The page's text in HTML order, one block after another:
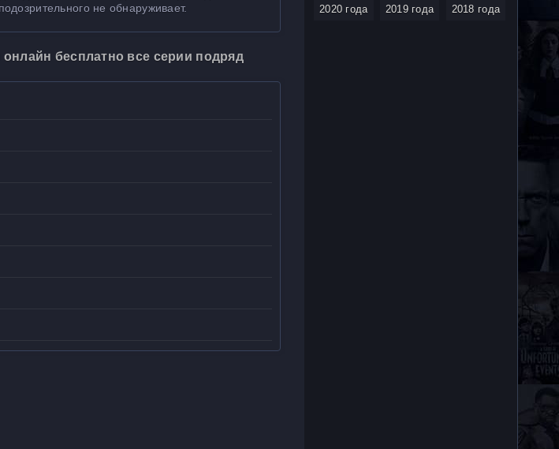
не обнаруживает.
бесплатно все серии подряд
2020 года 2019 года 2018 года